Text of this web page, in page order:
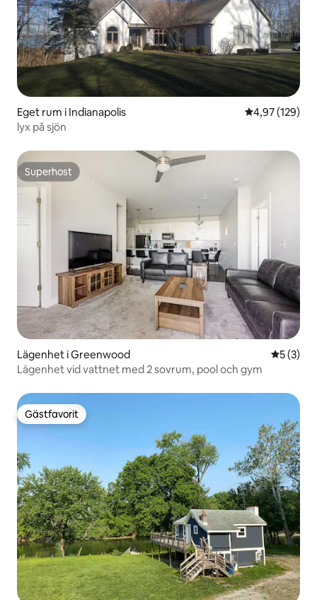
Eget rum i Indianapolis 4,97 av 5 i
4,97 (129)
lyx på sjön
Superhost
Superhost
Lägenhet i Greenwood 5 av 5 i
5 (3)
Lägenhet vid vattnet med 2 sovrum, pool och gym
Gästfavorit
Gästfavorit